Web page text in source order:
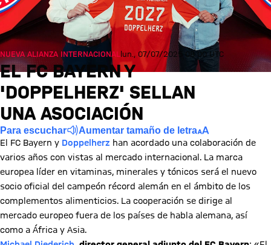
NUEVA ALIANZA INTERNACIONAL lun., 07/07/2025 08:00 UTC
EL FC BAYERN Y
'DOPPELHERZ' SELLAN
UNA ASOCIACIÓN
Para escuchar Aumentar tamaño de letra
El FC Bayern y Doppelherz han acordado una colaboración de
varios años con vistas al mercado internacional. La marca
europea líder en vitaminas, minerales y tónicos será el nuevo
socio oficial del campeón récord alemán en el ámbito de los
complementos alimenticios. La cooperación se dirige al
mercado europeo fuera de los países de habla alemana, así
como a África y Asia.